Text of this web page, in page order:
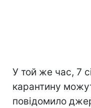
У той же час, 7
карантину
повідомило